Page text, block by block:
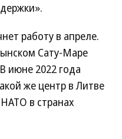
работу в апреле.
Сату-Маре
июне 2022 года
же центр в Литве
в странах